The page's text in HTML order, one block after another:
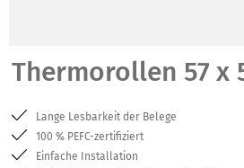
Thermorollen 57 x
Lange Lesbarkeit der Belege
100 % PEFC-zertifiziert
Einfache Installation